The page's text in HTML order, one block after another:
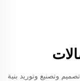
وتصنيع وتوريد بنية